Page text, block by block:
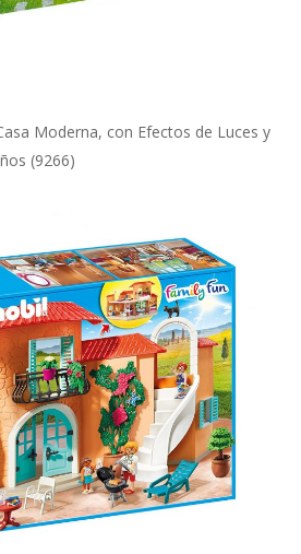
Moderna, con Efectos de Luces y
(9266)